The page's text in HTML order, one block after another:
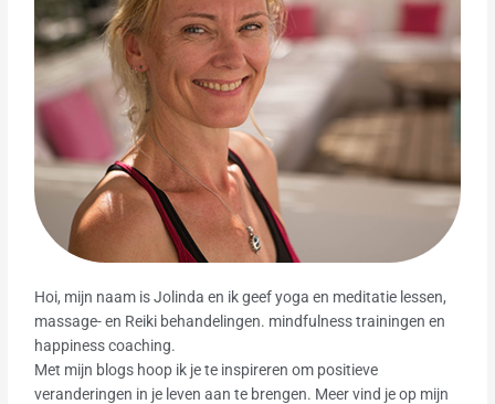
Hoi, mijn naam is Jolinda en ik geef yoga en meditatie lessen,
massage- en Reiki behandelingen. mindfulness trainingen en
happiness coaching.
Met mijn blogs hoop ik je te inspireren om positieve
veranderingen in je leven aan te brengen. Meer vind je op mijn